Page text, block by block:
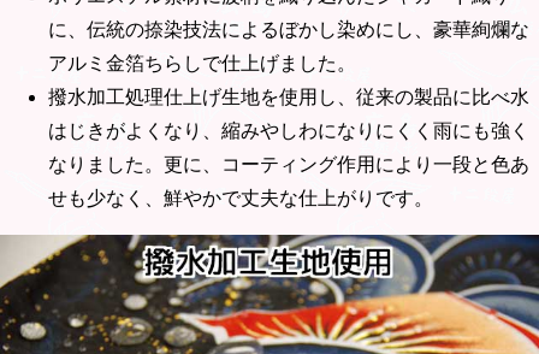
に、伝統の捺染技法によるぼかし染めにし、豪華絢爛な
アルミ金箔ちらしで仕上げました。
撥水加工処理仕上げ生地を使用し、従来の製品に比べ水
はじきがよくなり、縮みやしわになりにくく雨にも強く
なりました。更に、コーティング作用により一段と色あ
せも少なく、鮮やかで丈夫な仕上がりです。